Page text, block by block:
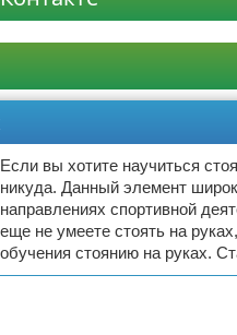
Если вы хотите научиться
никуда. Данный элемент
направлениях спортивной
еще не умеете стоять на
обучения стоянию на руках.